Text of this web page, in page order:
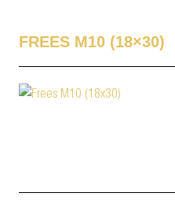
FREES M10 (18×30)